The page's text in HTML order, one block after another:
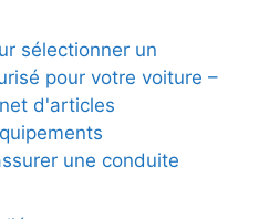
sélectionner un
pour votre voiture –
d'articles
une conduite